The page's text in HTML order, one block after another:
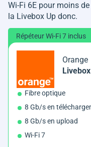
Wi-Fi 6E pour moins
la Livebox Up donc.
Répéteur Wi-Fi 7 inclus
Orange
Fibre optique
8 Gb/s en
8 Gb/s en upload
Wi-Fi 7